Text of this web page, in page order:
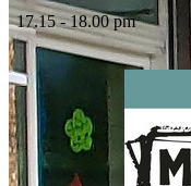
17.15 - 18.00 pm